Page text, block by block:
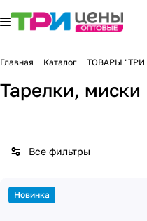
Главная Каталог ТОВАРЫ
Тарелки, миски
Все фильтры
Новинка